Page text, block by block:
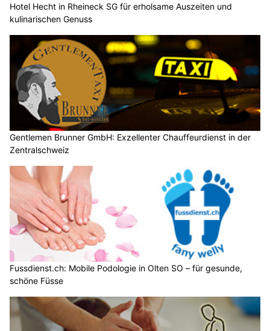
Hotel Hecht in Rheineck SG für erholsame Auszeiten und
kulinarischen Genuss
Gentlemen Brunner GmbH: Exzellenter Chauffeurdienst in der
Zentralschweiz
Fussdienst.ch: Mobile Podologie in Olten SO – für gesunde,
schöne Füsse